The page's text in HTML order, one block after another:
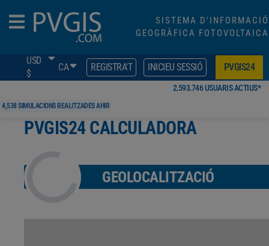
SISTEMA D'INFORMACIÓ
GEOGRÀFICA FOTOVOLTAICA
USD
$
CA REGISTRA'T INICIEU SESSIÓ PVGIS24
2,593,746 USUARIS ACTIUS*
4,538 SIMULACIONS REALITZADES AHIR
PVGIS24 CALCULADORA
GEOLOCALITZACIÓ